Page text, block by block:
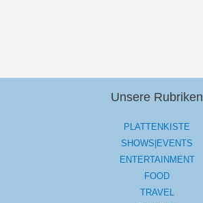
Unsere Rubriken
PLATTENKISTE
SHOWS|EVENTS
ENTERTAINMENT
FOOD
TRAVEL